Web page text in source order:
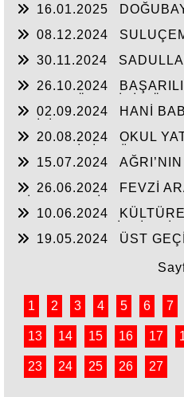
16.01.2025
08.12.2024
30.11.2024
26.10.2024
02.09.2024
HANİ
20.08.2024
OKUL
YASUBUĞA İLE
15.07.2024
26.06.2024
FEVZİ
10.06.2024
19.05.2024
ÜST
1 2 3 4 5 6 7
13 14 15 16 17
23 24 25 26 27